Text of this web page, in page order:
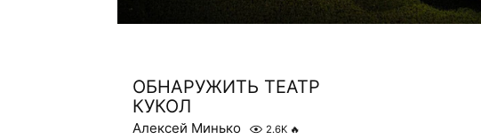
ОБНАРУЖИТЬ ТЕАТР
КУКОЛ
Алексей Минько 2.6K 🔥